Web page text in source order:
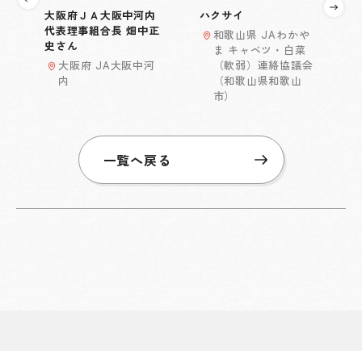
大阪府ＪＡ大阪中河内
代表理事組合長 畑中正
史さん
大阪府 JA大阪中河
内
ハクサイ
和歌山県 JAわかや
ま キャベツ・白菜
（軟弱）連絡協議会
（和歌山県和歌山
市）
一覧へ戻る